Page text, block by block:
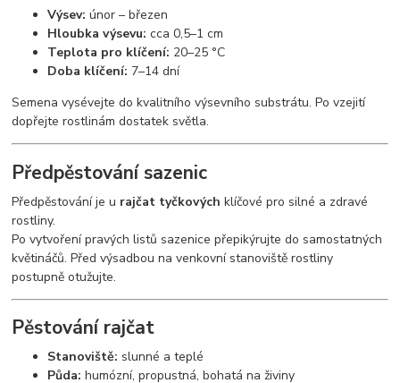
Výsev: únor – březen
Hloubka výsevu: cca 0,5–1 cm
Teplota pro klíčení: 20–25 °C
Doba klíčení: 7–14 dní
Semena vysévejte do kvalitního výsevního substrátu. Po vzejití
dopřejte rostlinám dostatek světla.
Předpěstování sazenic
Předpěstování je u rajčat tyčkových klíčové pro silné a zdravé
rostliny.
Po vytvoření pravých listů sazenice přepikýrujte do samostatných
květináčů. Před výsadbou na venkovní stanoviště rostliny
postupně otužujte.
Pěstování rajčat
Stanoviště: slunné a teplé
Půda: humózní, propustná, bohatá na živiny